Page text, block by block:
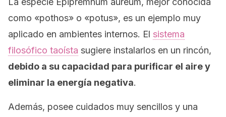
como «pothos» o «potus», es un ejemplo muy
aplicado en ambientes internos. El sistema
filosófico taoísta sugiere instalarlos en un rincón,
debido a su capacidad para purificar el aire y
eliminar la energía negativa.
Además, posee cuidados muy sencillos y una